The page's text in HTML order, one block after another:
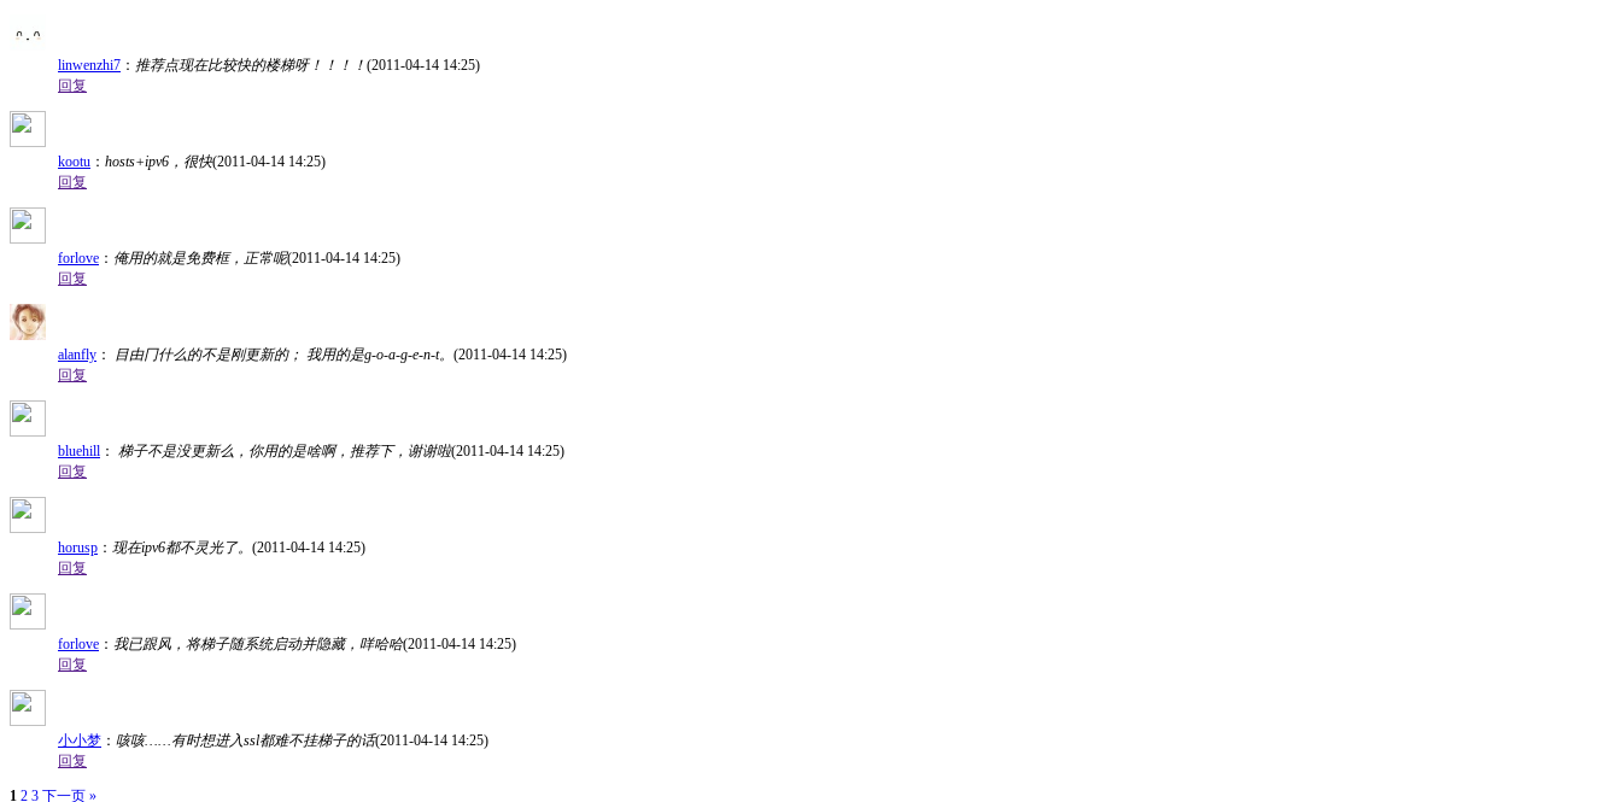
linwenzhi7 ： 推荐点现在比较快的楼梯呀！！！！ (2011-04-14 14:25)
回复
kootu ： hosts+ipv6，很快(2011-04-14 14:25)
回复
forlove ： 俺用的就是免费框，正常呢(2011-04-14 14:25)
回复
alanfly ： 目由冂什么的不是刚更新的； 我用的是g-o-a-g-e-n-t。 (2011-04-14 14:25)
回复
bluehill ： 梯子不是没更新么，你用的是啥啊，推荐下，谢谢啦(2011-04-14 14:25)
回复
horusp ： 现在ipv6都不灵光了。 (2011-04-14 14:25)
回复
forlove ： 我已跟风，将梯子随系统启动并隐藏，咩哈哈(2011-04-14 14:25)
回复
小小梦 ： 咳咳……有时想进入ssl都难不挂梯子的话(2011-04-14 14:25)
回复
1 2 3 下一页 »